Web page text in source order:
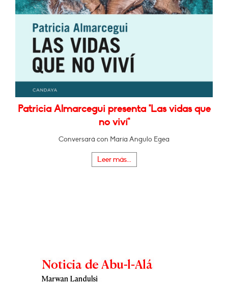
Patricia Almarcegui presenta "Las vidas que
no viví"
Conversará con María Angulo Egea
Leer más...